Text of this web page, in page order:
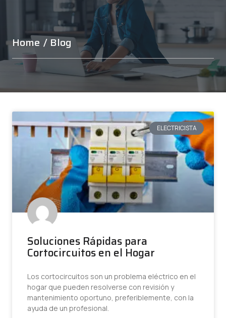
Home / Blog
ELECTRICISTA
Soluciones Rápidas para
Cortocircuitos en el Hogar
Los cortocircuitos son un problema eléctrico en el
hogar que pueden resolverse con revisión y
mantenimiento oportuno, preferiblemente, con la
ayuda de un profesional.